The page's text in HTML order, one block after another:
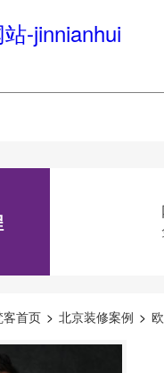
-jinnianhui
首页 > 北京装修案例 >